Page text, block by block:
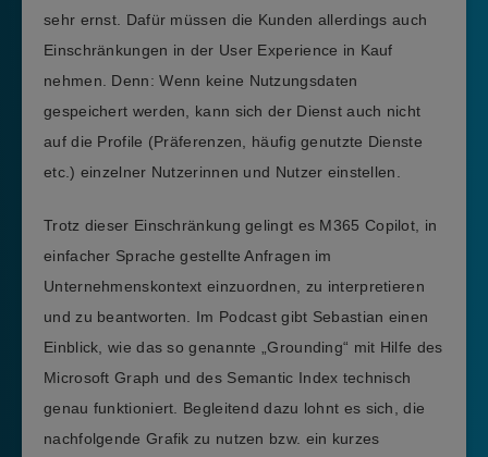
sehr ernst. Dafür müssen die Kunden allerdings auch
Einschränkungen in der User Experience in Kauf
nehmen. Denn: Wenn keine Nutzungsdaten
gespeichert werden, kann sich der Dienst auch nicht
auf die Profile (Präferenzen, häufig genutzte Dienste
etc.) einzelner Nutzerinnen und Nutzer einstellen.
Trotz dieser Einschränkung gelingt es M365 Copilot, in
einfacher Sprache gestellte Anfragen im
Unternehmenskontext einzuordnen, zu interpretieren
und zu beantworten. Im Podcast gibt Sebastian einen
Einblick, wie das so genannte „Grounding“ mit Hilfe des
Microsoft Graph und des Semantic Index technisch
genau funktioniert. Begleitend dazu lohnt es sich, die
nachfolgende Grafik zu nutzen bzw. ein kurzes